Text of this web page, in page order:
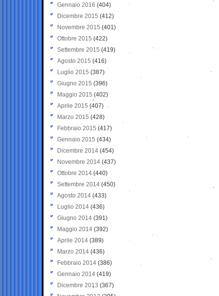
Gennaio 2016 (404)
Dicembre 2015 (412)
Novembre 2015 (401)
Ottobre 2015 (422)
Settembre 2015 (419)
Agosto 2015 (416)
Luglio 2015 (387)
Giugno 2015 (396)
Maggio 2015 (402)
Aprile 2015 (407)
Marzo 2015 (428)
Febbraio 2015 (417)
Gennaio 2015 (434)
Dicembre 2014 (454)
Novembre 2014 (437)
Ottobre 2014 (440)
Settembre 2014 (450)
Agosto 2014 (433)
Luglio 2014 (436)
Giugno 2014 (391)
Maggio 2014 (392)
Aprile 2014 (389)
Marzo 2014 (436)
Febbraio 2014 (386)
Gennaio 2014 (419)
Dicembre 2013 (367)